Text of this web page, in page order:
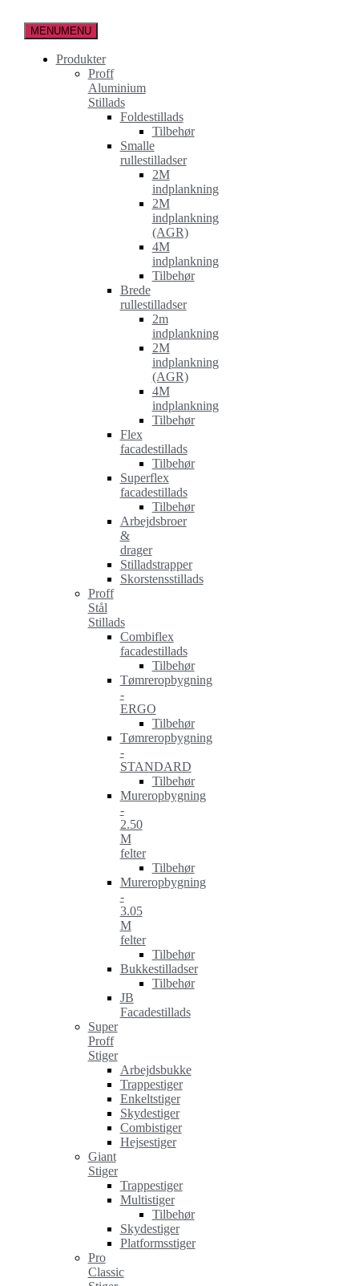
indholdet
MENUMENU
Produkter
Proff
Aluminium
Stillads
Foldestillads
Tilbehør
Smalle
rullestilladser
2M
indplankning
2M
indplankning
(AGR)
4M
indplankning
Tilbehør
Brede
rullestilladser
2m
indplankning
2M
indplankning
(AGR)
4M
indplankning
Tilbehør
Flex
facadestillads
Tilbehør
Superflex
facadestillads
Tilbehør
Arbejdsbroer
&
drager
Stilladstrapper
Skorstensstillads
Proff
Stål
Stillads
Combiflex
facadestillads
Tilbehør
Tømreropbygning
-
ERGO
Tilbehør
Tømreropbygning
-
STANDARD
Tilbehør
Mureropbygning
-
2.50
M
felter
Tilbehør
Mureropbygning
-
3.05
M
felter
Tilbehør
Bukkestilladser
Tilbehør
JB
Facadestillads
Super
Proff
Stiger
Arbejdsbukke
Trappestiger
Enkeltstiger
Skydestiger
Combistiger
Hejsestiger
Giant
Stiger
Trappestiger
Multistiger
Tilbehør
Skydestiger
Platformsstiger
Pro
Classic